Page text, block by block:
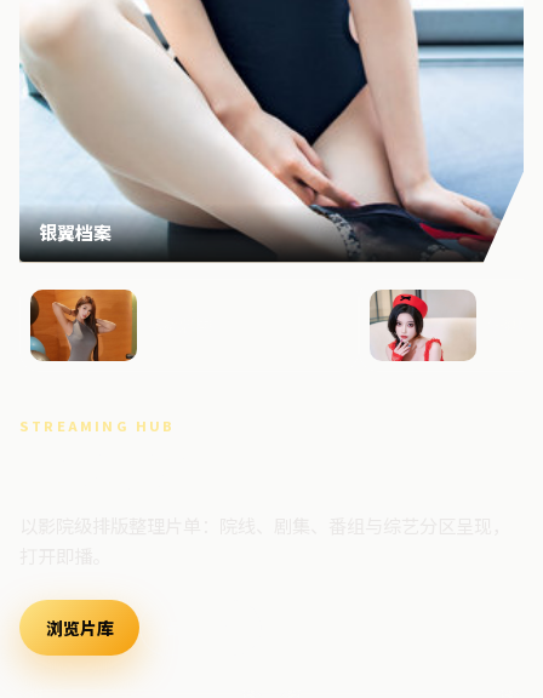
STREAMING HUB
浏览片库
银翼档案